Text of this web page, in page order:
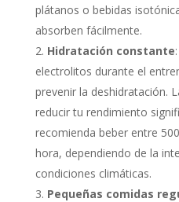
plátanos o bebidas
absorben fácilmente.
Hidratación constante
electrolitos durante el
prevenir la deshidratación.
reducir tu rendimiento
recomienda beber entre
hora, dependiendo de la
condiciones climáticas.
Pequeñas comidas